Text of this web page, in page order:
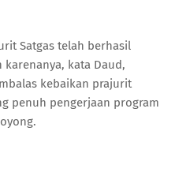
Satgas telah berhasil
karenanya, kata Daud,
kebaikan prajurit
penuh pengerjaan program